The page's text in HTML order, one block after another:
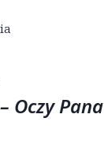
Oczy Pana